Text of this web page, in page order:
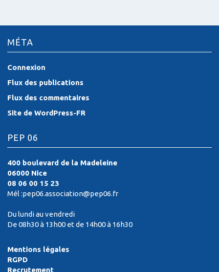
MÉTA
Connexion
Flux des publications
Flux des commentaires
Site de WordPress-FR
PEP 06
400 boulevard de la Madeleine
06000 Nice
08 06 00 15 23
Mél :pep06.association@pep06.fr
Du lundi au vendredi
De 08h30 à 13h00 et de 14h00 à 16h30
Mentions légales
RGPD
Recrutement